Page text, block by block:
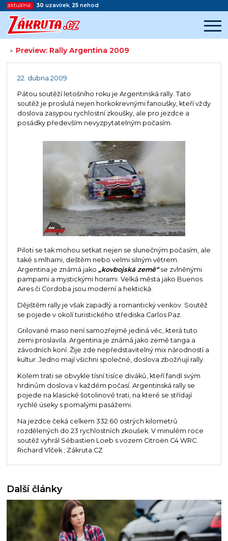
aktuálně: 30 uzavírek, 25 nehod
> Preview: Rally Argentina 2009
Začátek reklamy
22. dubna 2009
Pátou soutěží letošního roku je Argentinská rally. Tato
soutěž je proslulá nejen horkokrevnými fanoušky, kteří vždy
doslova zasypou rychlostní zkoušky, ale pro jezdce a
posádky především nevyzpytatelným počasím.
Piloti se tak mohou setkat nejen se slunečným počasím, ale
také s mlhami, deštěm nebo velmi silným větrem.
Argentina je známá jako „kovbojská země“se zvlněnými
pampami a mystickými horami. Velká města jako Buenos
Aires či Cordoba jsou moderní a hektická.
Dějištěm rally je však zapadlý a romantický venkov. Soutěž
se pojede v okolí turistického střediska Carlos Paz.
Grilované maso není samozřejmě jediná věc, která tuto
zemi proslavila. Argentina je známá jako země tanga a
závodních koní. Žije zde nepředstavitelný mix národností a
kultur. Jedno mají všichni společné, doslova zbožňují rally.
Kolem trati se obvykle tísní tisíce diváků, kteří fandí svým
hrdinům doslova v každém počasí. Argentinská rally se
pojede na klasické šotolinové trati, na které se střídají
rychlé úseky s pomalými pasážemi.
Na jezdce čeká celkem 332.60 ostrých kilometrů
rozdělených do 23 rychlostních zkoušek. V minulém roce
soutěž vyhrál Sébastien Loeb s vozem Citroën C4 WRC.
Richard Vlček ; Zákruta.CZ
Další články